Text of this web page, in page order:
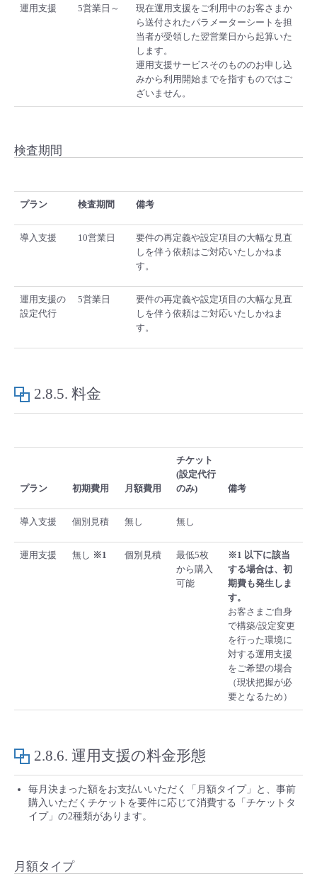
運用支援 5営業日～
現在運用支援をご利用中のお客さまか
ら送付されたパラメーターシートを担
当者が受領した翌営業日から起算いた
します。
運用支援サービスそのもののお申し込
みから利用開始までを指すものではご
ざいません。
検査期間
プラン 検査期間 備考
導入支援 10営業日
要件の再定義や設定項目の大幅な見直
しを伴う依頼はご対応いたしかねま
す。
運用支援の
設定代行
5営業日
要件の再定義や設定項目の大幅な見直
しを伴う依頼はご対応いたしかねま
す。
2.8.5. 料金
プラン 初期費用 月額費用
チケット
(設定代行
のみ)
備考
導入支援 個別見積 無し 無し
運用支援 無し ※1 個別見積
最低5枚
から購入
可能
※1 以下に該当
する場合は、初
期費も発生しま
す。
お客さまご自身
で構築/設定変更
を行った環境に
対する運用支援
をご希望の場合
（現状把握が必
要となるため）
2.8.6. 運用支援の料金形態
毎月決まった額をお支払いいただく「月額タイプ」と、事前
購入いただくチケットを要件に応じて消費する「チケットタ
イプ」の2種類があります。
月額タイプ